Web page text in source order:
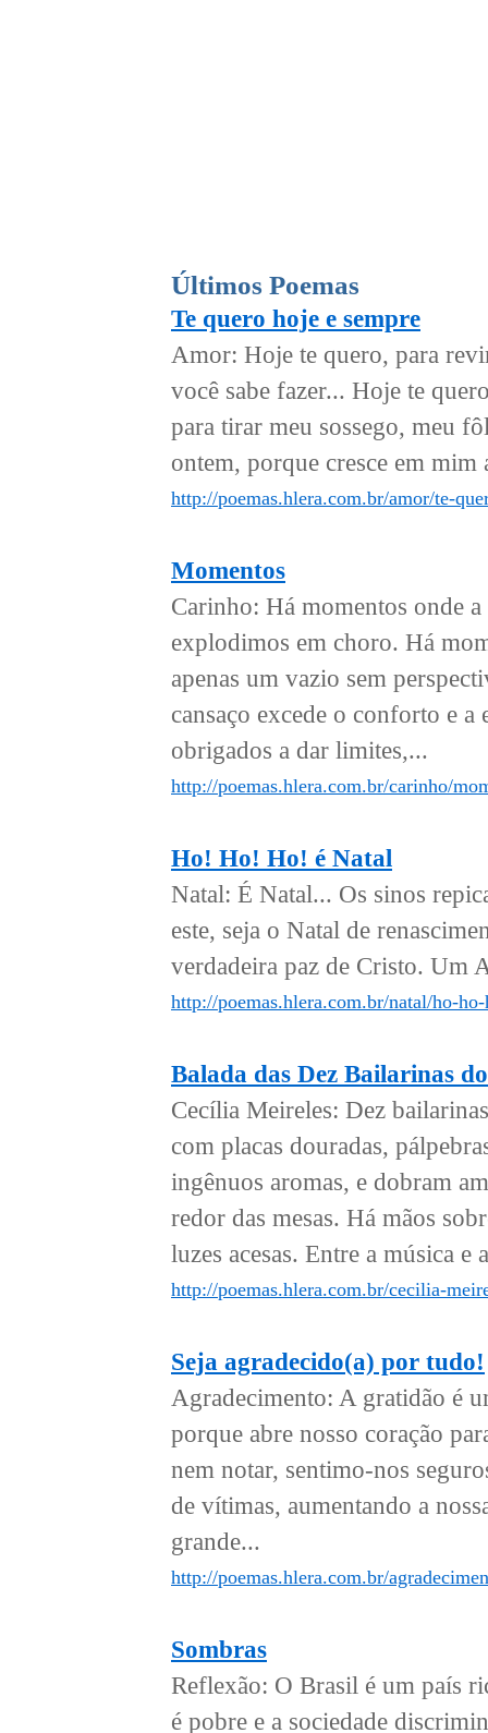
Últimos Poemas
Te quero hoje e sempre
Amor: Hoje te quero, para
você sabe fazer... Hoje te
para tirar meu sossego, meu
ontem, porque cresce em mim
http://poemas.hlera.com.br/amor/te-
Momentos
Carinho: Há momentos onde
explodimos em choro. Há
apenas um vazio sem
cansaço excede o conforto e a
obrigados a dar limites,...
http://poemas.hlera.com.br/carinho/
Ho! Ho! Ho! é Natal
Natal: É Natal... Os sinos
este, seja o Natal de
verdadeira paz de Cristo. Um
http://poemas.hlera.com.br/natal/ho-
Balada das Dez Bailarinas
Cecília Meireles: Dez
com placas douradas,
ingênuos aromas, e dobram
redor das mesas. Há mãos
luzes acesas. Entre a música e
http://poemas.hlera.com.br/cecilia-
Seja agradecido(a) por tudo!
Agradecimento: A gratidão é
porque abre nosso coração
nem notar, sentimo-nos
de vítimas, aumentando a
grande...
http://poemas.hlera.com.br/
Sombras
Reflexão: O Brasil é um país
é pobre e a sociedade